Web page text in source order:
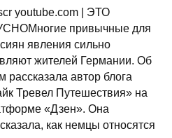
youtube.com | ЭТО
привычные для
явления сильно
жителей Германии. Об
рассказала автор блога
Тревел Путешествия» на
«Дзен». Она
как немцы относятся